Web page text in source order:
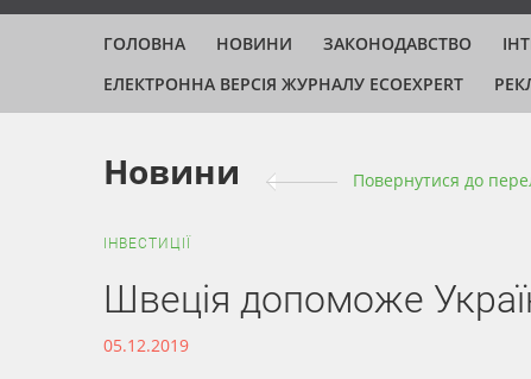
ГОЛОВНА НОВИНИ ЗАКОНОДАВСТВО
ЕЛЕКТРОННА ВЕРСІЯ ЖУРНАЛУ ECOEXPERT
Новини Повернутися до
IНВЕСТИЦІЇ
Швеція допоможе
05.12.2019